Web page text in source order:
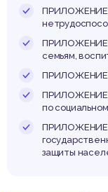
ПРИЛОЖЕНИЕ
ПРИЛОЖЕНИЕ
семьям,
ПРИЛОЖЕНИЕ
ПРИЛОЖЕНИЕ
по
ПРИЛОЖЕНИЕ
защиты